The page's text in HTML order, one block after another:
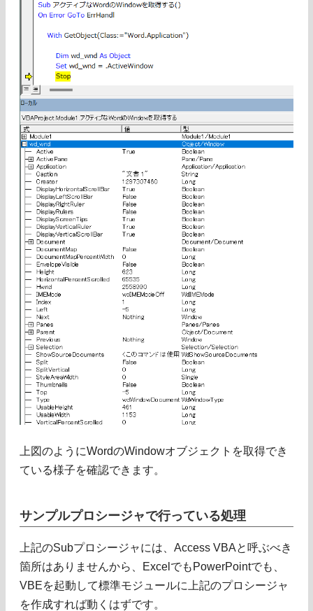
上図のようにWordのWindowオブジェクトを取得でき
ている様子を確認できます。
サンプルプロシージャで行っている処理
上記のSubプロシージャには、Access VBAと呼ぶべき
箇所はありませんから、ExcelでもPowerPointでも、
VBEを起動して標準モジュールに上記のプロシージャ
を作成すれば動くはずです。